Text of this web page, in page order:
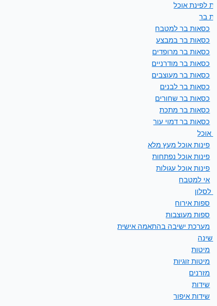
לפינת אוכל
בר
כסאות בר למטבח
כסאות בר במבצע
כסאות בר מרופדים
כסאות בר מודרניים
כסאות בר מעוצבים
כסאות בר לבנים
כסאות בר שחורים
כסאות בר מתכת
כסאות בר דמוי עור
אוכל
פינות אוכל מעץ מלא
פינות אוכל נפתחות
פינות אוכל עגולות
אי למטבח
לסלון
ספות אירוח
ספות מעוצבות
מערכת ישיבה בהתאמה אישית
שינה
מיטות
מיטות זוגיות
מזרנים
שידות
שידות איפור